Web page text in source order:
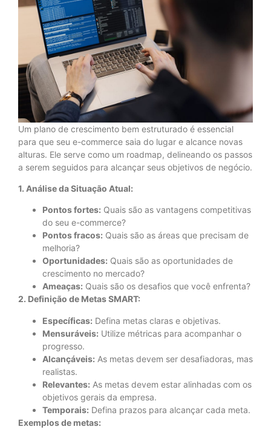
Um plano de crescimento bem estruturado é essencial
para que seu e-commerce saia do lugar e alcance novas
alturas. Ele serve como um roadmap, delineando os passos
a serem seguidos para alcançar seus objetivos de negócio.
1. Análise da Situação Atual:
Pontos fortes: Quais são as vantagens competitivas
do seu e-commerce?
Pontos fracos: Quais são as áreas que precisam de
melhoria?
Oportunidades: Quais são as oportunidades de
crescimento no mercado?
Ameaças: Quais são os desafios que você enfrenta?
2. Definição de Metas SMART:
Específicas: Defina metas claras e objetivas.
Mensuráveis: Utilize métricas para acompanhar o
progresso.
Alcançáveis: As metas devem ser desafiadoras, mas
realistas.
Relevantes: As metas devem estar alinhadas com os
objetivos gerais da empresa.
Temporais: Defina prazos para alcançar cada meta.
Exemplos de metas: